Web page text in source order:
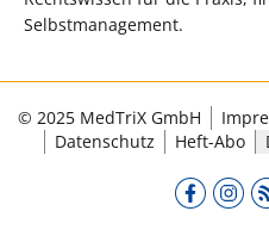
Selbstmanagement.
© 2025 MedTriX GmbH
Datenschutz
Heft-Abo